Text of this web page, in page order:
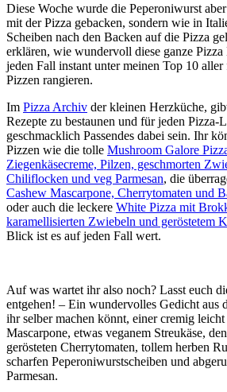
Diese Woche wurde die Peperoniwurst
mit der Pizza gebacken, sondern wie in
Scheiben nach den Backen auf die Pizza
erklären, wie wundervoll diese ganze
jeden Fall instant unter meinen Top 10
Pizzen rangieren.
Im Pizza Archiv der kleinen Herzküche,
Rezepte zu bestaunen und für jeden Pizza-
geschmacklich Passendes dabei sein. Ihr
Pizzen wie die tolle Mushroom Galore
Ziegenkäsecreme, Pilzen, geschmorten
Chiliflocken und veg Parmesan, die
Cashew Mascarpone, Cherrytomaten und
oder auch die leckere White Pizza mit
karamellisierten Zwiebeln und geröstetem
Blick ist es auf jeden Fall wert.
Auf was wartet ihr also noch? Lasst euch
entgehen! – Ein wundervolles Gedicht aus
ihr selber machen könnt, einer cremig
Mascarpone, etwas veganem Streukäse,
gerösteten Cherrytomaten, tollem herben
scharfen Peperoniwurstscheiben und
Parmesan.